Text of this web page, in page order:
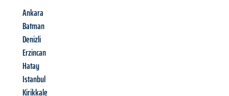
Ankara
Batman
Denizli
Erzincan
Hatay
Istanbul
Kirikkale